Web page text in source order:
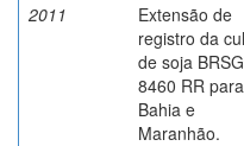
2011
Extensão de
registro da
de soja
8460 RR para
Bahia e
Maranhão.